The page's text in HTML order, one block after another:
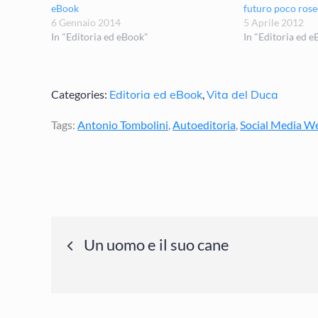
eBook
6 Gennaio 2014
In "Editoria ed eBook"
futuro poco
5 Aprile 2012
In "Editoria ed
Categories: Editoria ed eBook,Vita del Duca
Tags: Antonio Tombolini,Autoeditoria,Social Media
Navigazione
Un uomo e il suo cane